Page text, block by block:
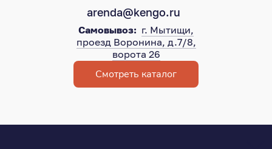
arenda@kengo.ru
Самовывоз: г. Мытищи,
проезд Воронина, д.7/8,
ворота 26
Смотреть каталог